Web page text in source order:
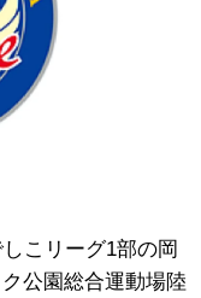
こリーグ1部の岡
公園総合運動場陸